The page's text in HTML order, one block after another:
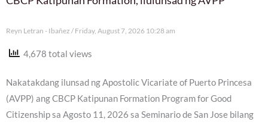
Reyn Letran - Ibañez Friday, August 7, 2026 10:28 am
4,678 total views
Nakatakdang ilunsad ng Apostolic Vicariate of Puerto Princesa
(AVPP) ang CBCP Katipunan Formation Program for Good
Citizenship sa Agosto 11, 2026 sa Seminario de San Jose bilang